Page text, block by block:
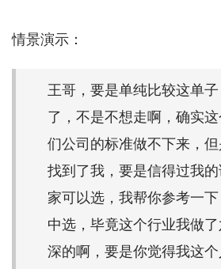
情景演示：
王哥，要是单纯比较这单
了，不是不想走啊，确实
们公司的标准做不下来，
找到了我，要是信得过我
家可以选，我帮你参考一
中选，毕竟这个行业我做
深的啊，要是你觉得我这